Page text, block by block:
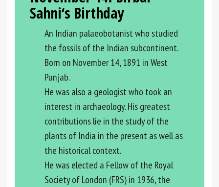
Sahni‘s Birthday
An Indian palaeobotanist who studied
the fossils of the Indian subcontinent.
Born on November 14, 1891 in West
Punjab.
He was also a geologist who took an
interest in archaeology. His greatest
contributions lie in the study of the
plants of India in the present as well as
the historical context.
He was elected a Fellow of the Royal
Society of London (FRS) in 1936, the